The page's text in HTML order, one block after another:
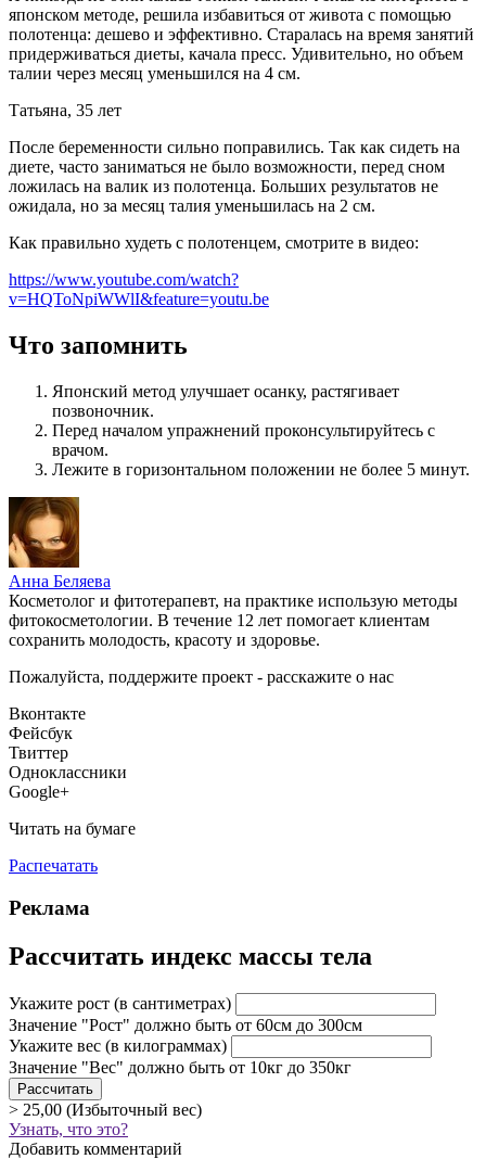
японском методе, решила избавиться от живота с помощью
полотенца: дешево и эффективно. Старалась на время занятий
придерживаться диеты, качала пресс. Удивительно, но объем
талии через месяц уменьшился на 4 см.
Татьяна, 35 лет
После беременности сильно поправились. Так как сидеть на
диете, часто заниматься не было возможности, перед сном
ложилась на валик из полотенца. Больших результатов не
ожидала, но за месяц талия уменьшилась на 2 см.
Как правильно худеть с полотенцем, смотрите в видео:
https://www.youtube.com/watch?
v=HQToNpiWWlI&feature=youtu.be
Что запомнить
Японский метод улучшает осанку, растягивает
позвоночник.
Перед началом упражнений проконсультируйтесь с
врачом.
Лежите в горизонтальном положении не более 5 минут.
Анна Беляева
Косметолог и фитотерапевт, на практике использую методы
фитокосметологии. В течение 12 лет помогает клиентам
сохранить молодость, красоту и здоровье.
Пожалуйста, поддержите проект - расскажите о нас
Вконтакте
Фейсбук
Твиттер
Одноклассники
Google+
Читать на бумаге
Распечатать
Реклама
Рассчитать индекс массы тела
Укажите рост (в сантиметрах)
Значение "Рост" должно быть от 60см до 300см
Укажите вес (в килограммах)
Значение "Вес" должно быть от 10кг до 350кг
> 25,00 (Избыточный вес)
Узнать, что это?
Добавить комментарий